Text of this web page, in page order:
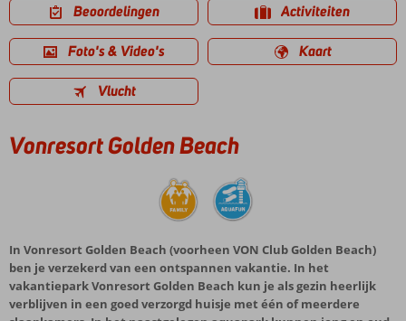
Beoordelingen Activiteiten
Foto's & Video's Kaart
Vlucht
Vonresort Golden Beach
In Vonresort Golden Beach (voorheen VON Club Golden Beach)
ben je verzekerd van een ontspannen vakantie. In het
vakantiepark Vonresort Golden Beach kun je als gezin heerlijk
verblijven in een goed verzorgd huisje met één of meerdere